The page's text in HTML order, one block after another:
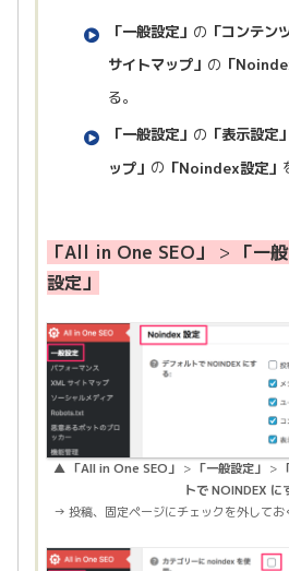
「一般設定」 の 「コンテン
サイトマップ」 の 「
る。
「一般設定」 の 「表示設定」
ップ」 の 「Noindex設定」
「All in One SEO」 > 「一
設定」
▲ 「All in One SEO」 > 「一般設定」 >
トで NOINDEX に
→ 投稿、固定ページにチェックを外して